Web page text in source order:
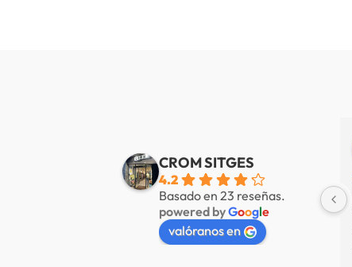
CROM SITGES
4.2
Basado en 23 reseñas.
powered byGoogle
valóranos en
hace 3 años
Nuestra tienda favorita en
Sitges, servicio de primer nivel.